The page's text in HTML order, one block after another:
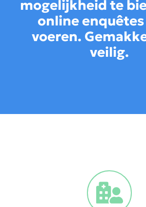
mogelijkheid te
online
voeren.
veilig.